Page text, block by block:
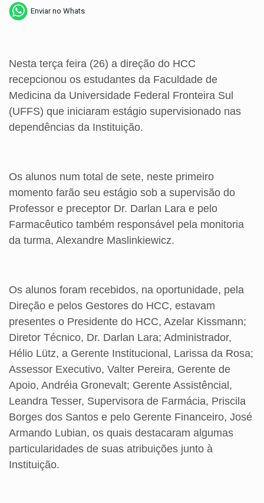
Enviar no Whats
Nesta terça feira (26) a direção do HCC
recepcionou os estudantes da Faculdade de
Medicina da Universidade Federal Fronteira Sul
(UFFS) que iniciaram estágio supervisionado nas
dependências da Instituição.
Os alunos num total de sete, neste primeiro
momento farão seu estágio sob a supervisão do
Professor e preceptor Dr. Darlan Lara e pelo
Farmacêutico também responsável pela monitoria
da turma, Alexandre Maslinkiewicz.
Os alunos foram recebidos, na oportunidade, pela
Direção e pelos Gestores do HCC, estavam
presentes o Presidente do HCC, Azelar Kissmann;
Diretor Técnico, Dr. Darlan Lara; Administrador,
Hélio Lütz, a Gerente Institucional, Larissa da Rosa;
Assessor Executivo, Valter Pereira, Gerente de
Apoio, Andréia Gronevalt; Gerente Assistêncial,
Leandra Tesser, Supervisora de Farmácia, Priscila
Borges dos Santos e pelo Gerente Financeiro, José
Armando Lubian, os quais destacaram algumas
particularidades de suas atribuições junto à
Instituição.